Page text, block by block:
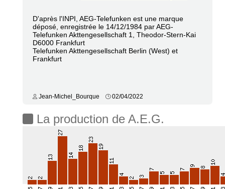
D'après l'INPI, AEG-Telefunken est une marque
déposé, enregistrée le 14/12/1984 par AEG-
Telefunken Akttengesellschaft 1, Theodor-Stern-Kai
D6000 Frankfurt
Telefunken Akttengesellschaft Berlin (West) et
Frankfurt
Jean-Michel_Bourque 02/04/2022
La production de A.E.G.